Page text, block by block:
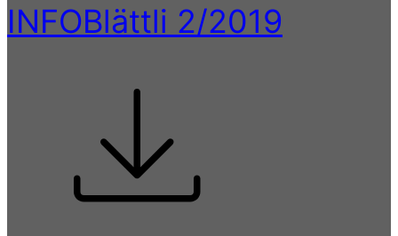
INFOBlättli 2/2019